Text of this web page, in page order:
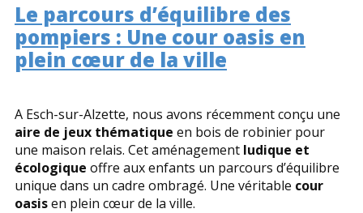
Le parcours d’équilibre des
pompiers : Une cour oasis en
plein cœur de la ville
A Esch-sur-Alzette, nous avons récemment conçu une
aire de jeux thématique en bois de robinier pour
une maison relais. Cet aménagement ludique et
écologique offre aux enfants un parcours d’équilibre
unique dans un cadre ombragé. Une véritable cour
oasisen plein cœur de la ville.